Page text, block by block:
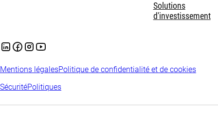
Solutions
d'investissement
Mentions légalesPolitique de confidentialité et de cookies
SécuritéPolitiques